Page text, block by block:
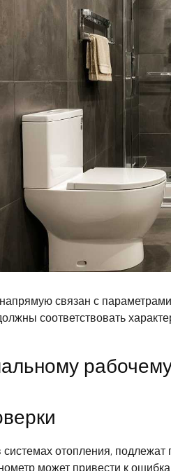
связан с
соответствовать
отопления, подлежат
может привести к